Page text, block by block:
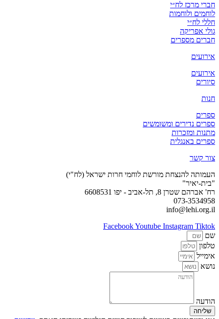
חברי מרכז לח״י
לוחמים ולוחמות
חללי לח״י
גולי אפריקה
חברים מספרים
אירועים
אירועים
סיורים
חנות
ספרים
ספרים נדירים ומשומשים
מתנות ומזכרות
ספרים באנגלית
צור קשר
העמותה להנצחת מורשת לוחמי חרות ישראל (לח"י)
"בית-יאיר"
רח' אברהם שטרן 8, תל-אביב - יפו 6608531
073-3534958
info@lehi.org.il
FacebookYoutube Instagram Tiktok
שם
טלפון
אימייל
נושא
הודעה
שליחה